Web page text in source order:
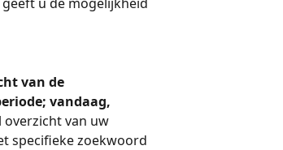
van de
vandaag,
overzicht van uw
specifieke zoekwoord